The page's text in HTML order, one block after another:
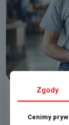
Zgody
Cenimy